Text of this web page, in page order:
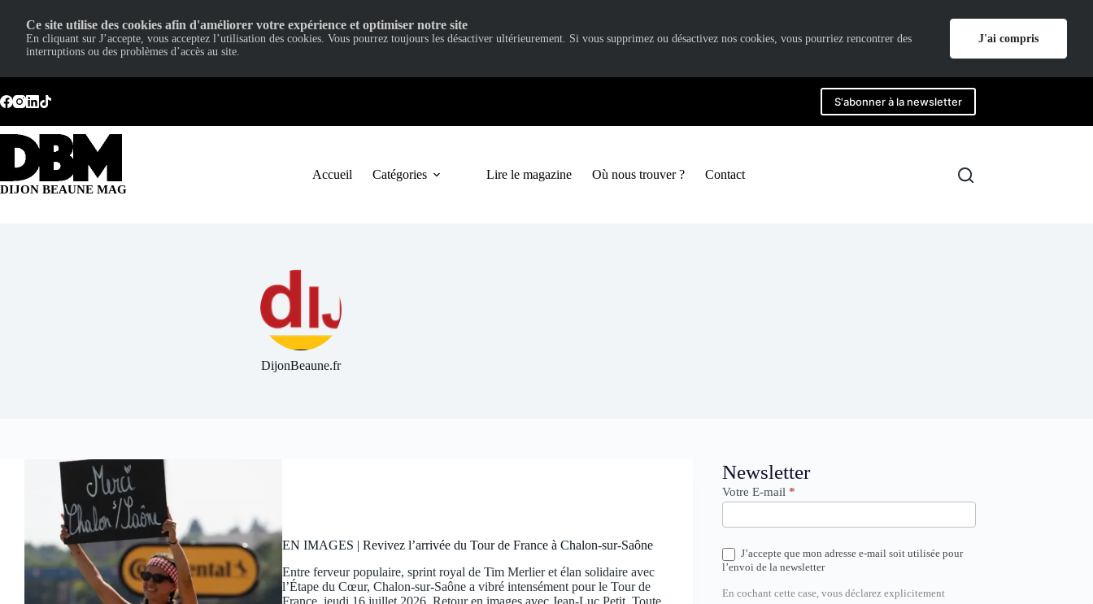
au
contenu
S'abonner à la newsletter
DIJON BEAUNE MAG
Accueil Catégories Lire le magazine Où nous trouver ? Contact
DijonBeaune.fr
EN IMAGES | Revivez l’arrivée du Tour de France à Chalon-sur-Saône
Entre ferveur populaire, sprint royal de Tim Merlier et élan solidaire avec
l’Étape du Cœur, Chalon-sur-Saône a vibré intensément pour le Tour de
France, jeudi 16 juillet 2026. Retour en images avec Jean-Luc Petit. Toute
Newsletter
Newsletter
Votre E-mail *
J’accepte que mon adresse e-mail soit utilisée pour
l’envoi de la newsletter
En cochant cette case, vous déclarez explicitement
Ce site utilise des cookies afin d'améliorer votre expérience et optimiser notre site
En cliquant sur J’accepte, vous acceptez l’utilisation des cookies. Vous pourrez toujours les désactiver ultérieurement. Si vous supprimez ou désactivez nos cookies, vous pourriez rencontrer des
interruptions ou des problèmes d’accès au site.
J'ai compris